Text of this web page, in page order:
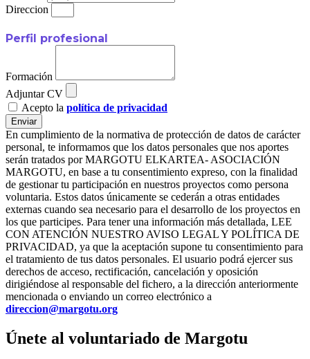
Direccion
Perfil profesional
Formación
Adjuntar CV
Acepto la política de privacidad
Enviar
En cumplimiento de la normativa de protección de datos de carácter
personal, te informamos que los datos personales que nos aportes
serán tratados por MARGOTU ELKARTEA- ASOCIACIÓN
MARGOTU, en base a tu consentimiento expreso, con la finalidad
de gestionar tu participación en nuestros proyectos como persona
voluntaria. Estos datos únicamente se cederán a otras entidades
externas cuando sea necesario para el desarrollo de los proyectos en
los que participes. Para tener una información más detallada, LEE
CON ATENCIÓN NUESTRO AVISO LEGAL Y POLÍTICA DE
PRIVACIDAD, ya que la aceptación supone tu consentimiento para
el tratamiento de tus datos personales. El usuario podrá ejercer sus
derechos de acceso, rectificación, cancelación y oposición
dirigiéndose al responsable del fichero, a la dirección anteriormente
mencionada o enviando un correo electrónico a
direccion@margotu.org
Únete al voluntariado de Margotu